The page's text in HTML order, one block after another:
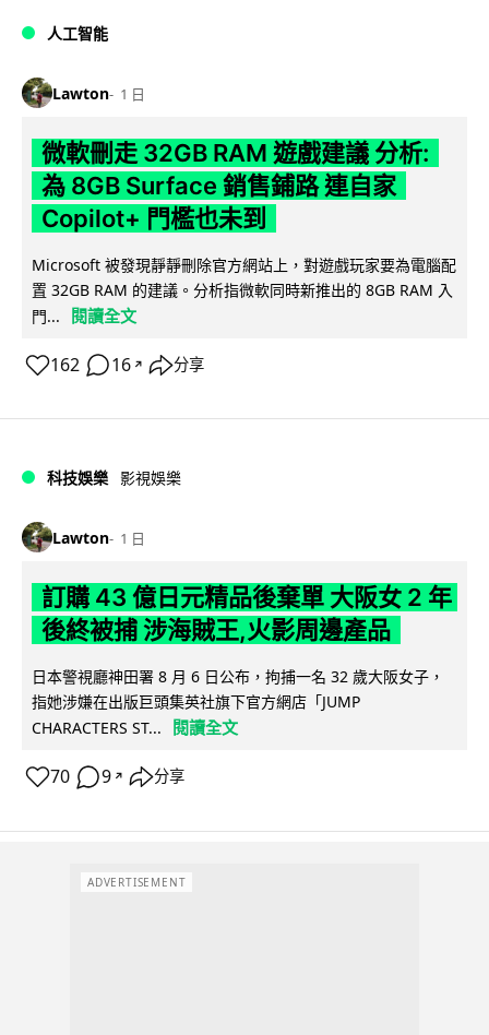
人工智能
Lawton 1 日
微軟刪走 32GB RAM 遊戲建議 分析:
為 8GB Surface 銷售鋪路 連自家
Copilot+ 門檻也未到
Microsoft 被發現靜靜刪除官方網站上，對遊戲玩家要為電腦配
置 32GB RAM 的建議。分析指微軟同時新推出的 8GB RAM 入
門...
閱讀全文
162 16 ↗ 分享
科技娛樂 影視娛樂
Lawton 1 日
訂購 43 億日元精品後棄單 大阪女 2 年
後終被捕 涉海賊王,火影周邊產品
日本警視廳神田署 8 月 6 日公布，拘捕一名 32 歲大阪女子，
指她涉嫌在出版巨頭集英社旗下官方網店「JUMP
CHARACTERS ST...
閱讀全文
70 9 ↗ 分享
ADVERTISEMENT